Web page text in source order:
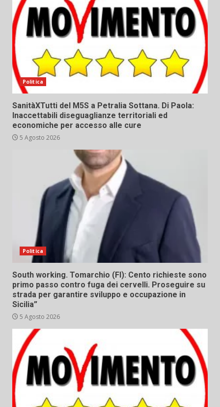
Politica
SanitàXTutti del M5S a Petralia Sottana. Di Paola:
Inaccettabili diseguaglianze territoriali ed
economiche per accesso alle cure
5 Agosto 2026
Politica
South working. Tomarchio (FI): Cento richieste sono
primo passo contro fuga dei cervelli. Proseguire su
strada per garantire sviluppo e occupazione in
Sicilia”
5 Agosto 2026